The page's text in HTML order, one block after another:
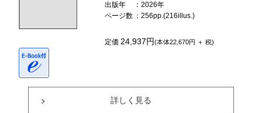
出版年
：2026年
ページ数 ：256pp.(216illus.)
定価24,937円(本体22,670円 ＋ 税)
詳しく見る